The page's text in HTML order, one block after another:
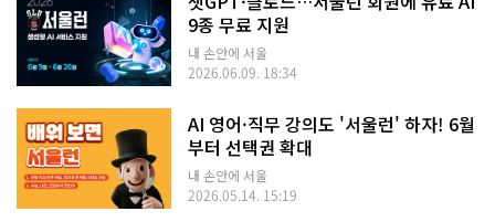
9종 무료 지원
내 손안에 서울
2026.06.09. 18:34
AI 영어·직무 강의도 '서울런' 하자! 6월
부터 선택권 확대
내 손안에 서울
2026.05.14. 15:19